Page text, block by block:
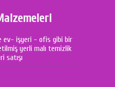
ev- işyeri - ofis gibi bir
yerli malı temizlik
satışı